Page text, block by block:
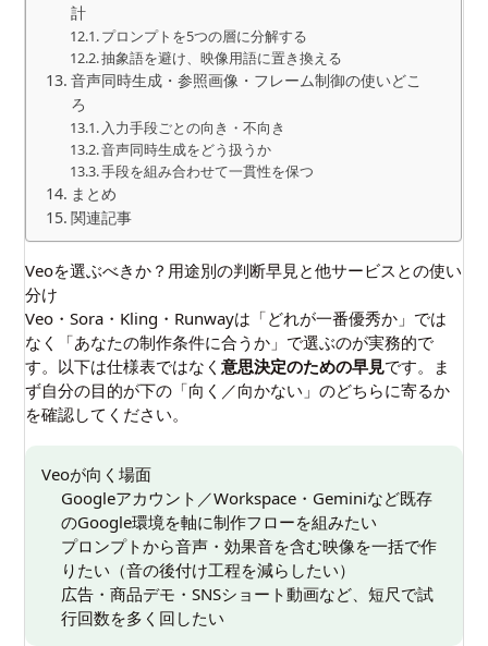
計
プロンプトを5つの層に分解する
抽象語を避け、映像用語に置き換える
音声同時生成・参照画像・フレーム制御の使いどこ
ろ
入力手段ごとの向き・不向き
音声同時生成をどう扱うか
手段を組み合わせて一貫性を保つ
まとめ
関連記事
Veoを選ぶべきか？用途別の判断早見と他サービスとの使い
分け
Veo・Sora・Kling・Runwayは「どれが一番優秀か」では
なく「あなたの制作条件に合うか」で選ぶのが実務的で
す。以下は仕様表ではなく意思決定のための早見です。ま
ず自分の目的が下の「向く／向かない」のどちらに寄るか
を確認してください。
Veoが向く場面
Googleアカウント／Workspace・Geminiなど既存
のGoogle環境を軸に制作フローを組みたい
プロンプトから音声・効果音を含む映像を一括で作
りたい（音の後付け工程を減らしたい）
広告・商品デモ・SNSショート動画など、短尺で試
行回数を多く回したい